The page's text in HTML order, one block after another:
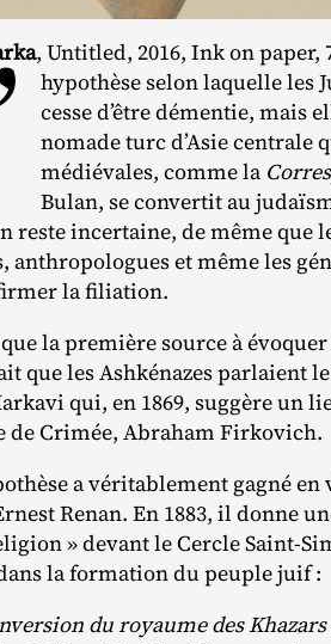
, Untitled, 2016, Ink on paper,
hypothèse selon laquelle les
cesse d’être démentie, mais
nomade turc d’Asie centrale
médiévales, comme la
Bulan, se convertit au
reste incertaine, de même que
anthropologues et même les
la filiation.
la première source à
que les Ashkénazes parlaient
qui, en 1869, suggère un
de Crimée, Abraham Firkovich.
a véritablement gagné
Renan. En 1883, il donne
» devant le Cercle
la formation du peuple juif :
du royaume des